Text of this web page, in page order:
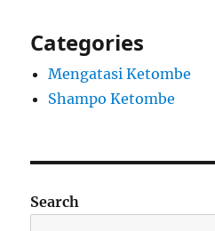
Categories
Mengatasi Ketombe
Shampo Ketombe
Search